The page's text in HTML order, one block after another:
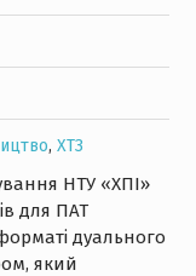
, ХТЗ
НТУ «ХПІ»
для ПАТ
дуального
який